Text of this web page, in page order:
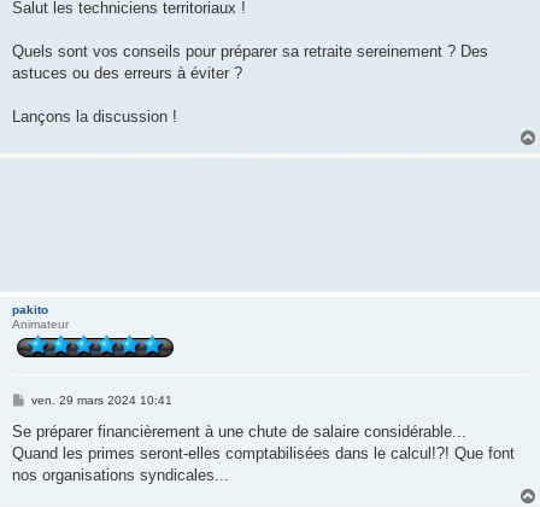
s
g
Salut les techniciens territoriaux !
Quels sont vos conseils pour préparer sa retraite sereinement ? Des
astuces ou des erreurs à éviter ?
Lançons la discussion !
pakito
Animateur
M
s
a
g
ven. 29 mars 2024 10:41
Se préparer financièrement à une chute de salaire considérable...
Quand les primes seront-elles comptabilisées dans le calcul!?! Que font
nos organisations syndicales...